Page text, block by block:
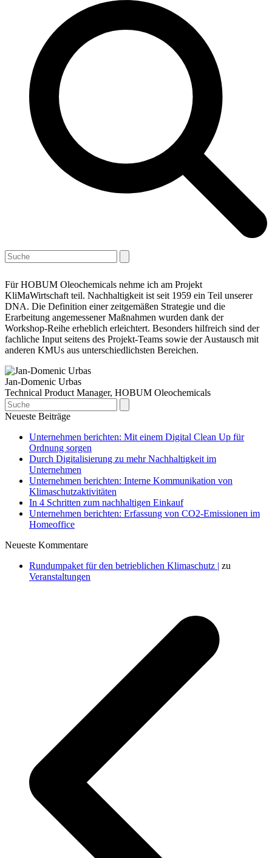
Open
mobile
Close
mobile
Warenkorb
Search
Für HOBUM Oleochemicals nehme ich am Projekt
KliMaWirtschaft teil. Nachhaltigkeit ist seit 1959 ein Teil unserer
DNA. Die Definition einer zeitgemäßen Strategie und die
Erarbeitung angemessener Maßnahmen wurden dank der
Workshop-Reihe erheblich erleichtert. Besonders hilfreich sind der
fachliche Input seitens des Projekt-Teams sowie der Austausch mit
anderen KMUs aus unterschiedlichsten Bereichen.
Jan-Domenic Urbas
Technical Product Manager, HOBUM Oleochemicals
Search
Neueste Beiträge
Unternehmen berichten: Mit einem Digital Clean Up für
Ordnung sorgen
Durch Digitalisierung zu mehr Nachhaltigkeit im
Unternehmen
Unternehmen berichten: Interne Kommunikation von
Klimaschutzaktivitäten
In 4 Schritten zum nachhaltigen Einkauf
Unternehmen berichten: Erfassung von CO2-Emissionen im
Homeoffice
Neueste Kommentare
Rundumpaket für den betrieblichen Klimaschutz | zu
Veranstaltungen